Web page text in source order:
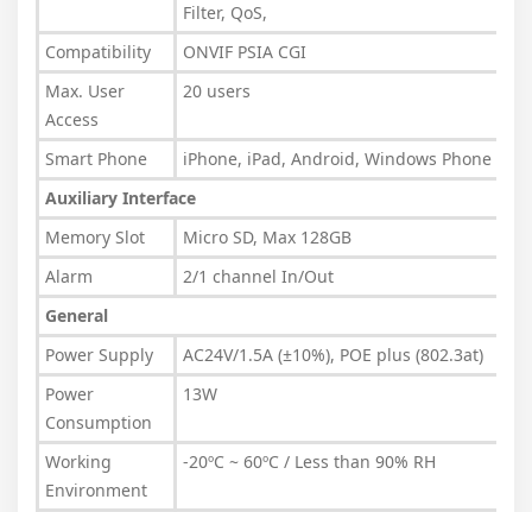
Filter, QoS,
Compatibility
ONVIF PSIA CGI
Max. User
Access
20 users
Smart Phone
iPhone, iPad, Android, Windows Phone
Auxiliary Interface
Memory Slot
Micro SD, Max 128GB
Alarm
2/1 channel In/Out
General
Power Supply
AC24V/1.5A (±10%), POE plus (802.3at)
Power
Consumption
13W
Working
Environment
-20ºC ~ 60ºC / Less than 90% RH